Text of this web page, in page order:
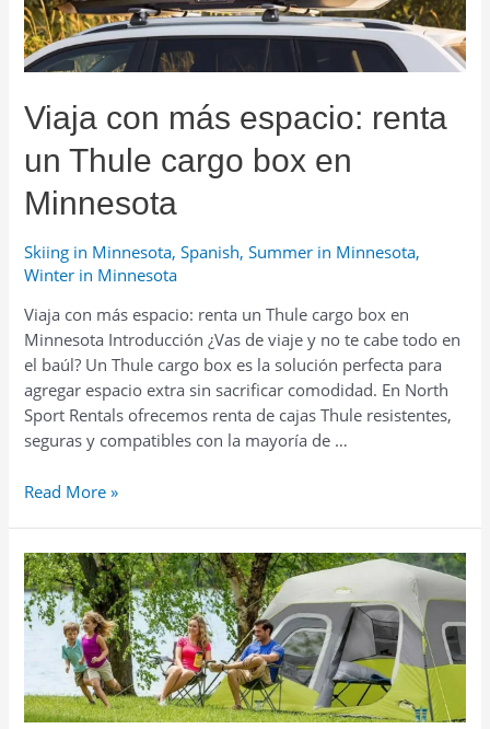
campaña:
renta
de
de
en
Minnesota
Viaja con más espacio: renta
un Thule cargo box en
Minnesota
Skiing in Minnesota,Spanish,Summer in Minnesota,
Winter in Minnesota
Viaja con más espacio: renta un Thule cargo box en
Minnesota Introducción ¿Vas de viaje y no te cabe todo en
el baúl? Un Thule cargo box es la solución perfecta para
agregar espacio extra sin sacrificar comodidad. En North
Sport Rentals ofrecemos renta de cajas Thule resistentes,
seguras y compatibles con la mayoría de …
Viaja
espacio:
renta
un
Thule
cargo
box
en
Read More »